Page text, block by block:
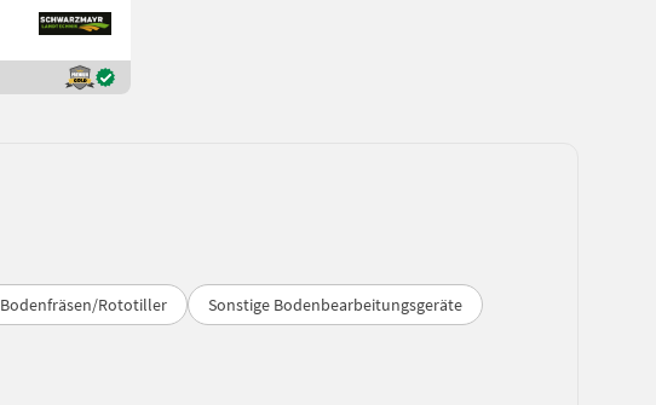
Bodenfräsen/Rototiller Sonstige Bodenbearbeitungsgeräte